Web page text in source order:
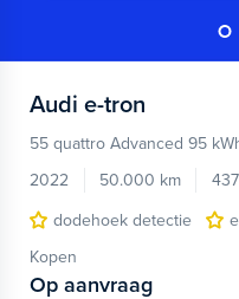
Audi e-tron
55 quattro Advanced 95
2022
50.000 km
dodehoek detectie
Kopen
Op aanvraag